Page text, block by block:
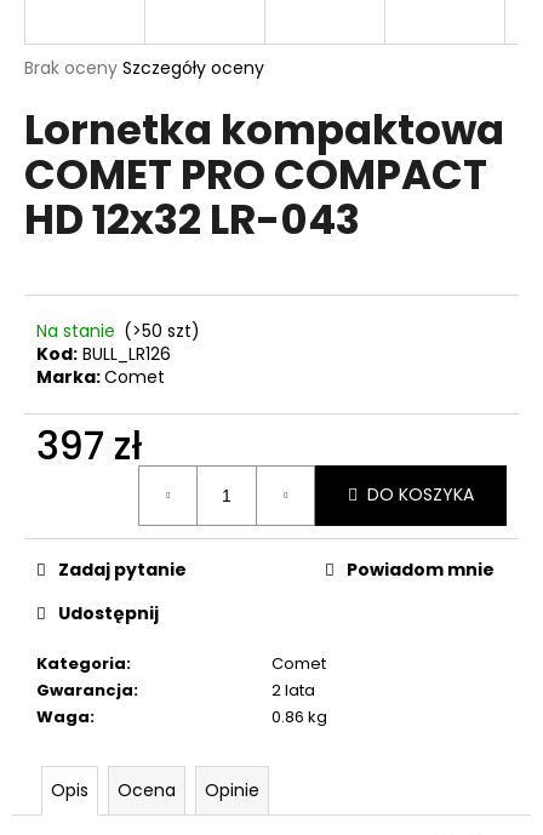
Średnia
produktu
wynosi
0,0
na
5
gwiazdek.
Brak oceny Szczegóły oceny
Lornetka kompaktowa
COMET PRO COMPACT
HD 12x32 LR-043
Na stanie (>50 szt)
Kod: BULL_LR126
Marka:Comet
397 zł
DO KOSZYKA
Kategoria:
Comet
Gwarancja:
2 lata
Waga: 0.86 kg
Zadaj pytanie
Powiadom mnie
Udostępnij
Opis Ocena Opinie
P
o
c
a
m
y
ADAPTER
CO2
KAPSUŁY
12G
67